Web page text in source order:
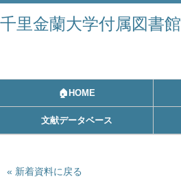
千里金蘭大学付属図書館
🏠HOME
文献データベース
新着資料に戻る